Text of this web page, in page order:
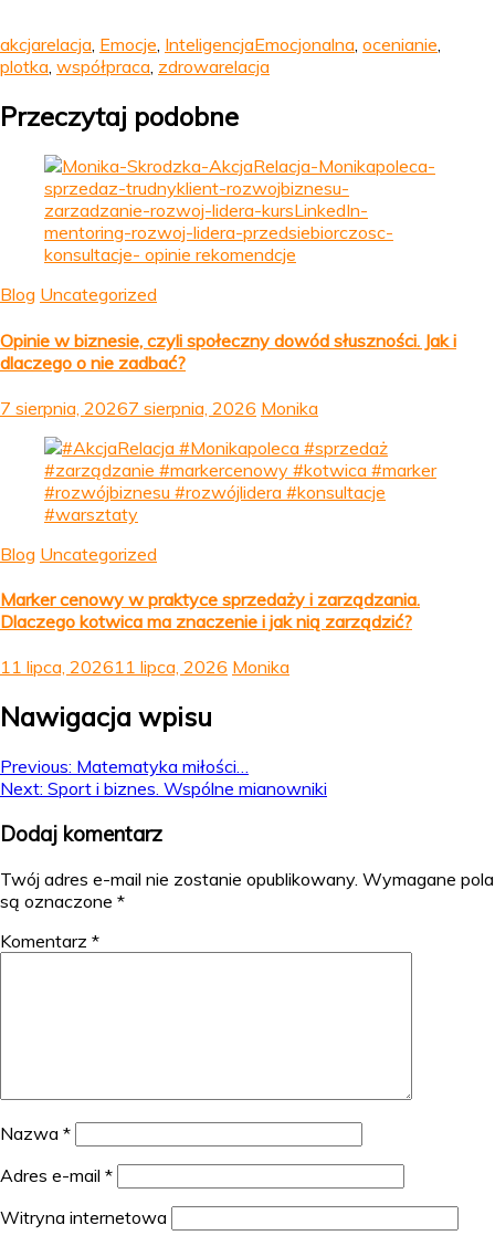
akcjarelacja, Emocje, InteligencjaEmocjonalna, ocenianie,
plotka, współpraca, zdrowarelacja
Przeczytaj podobne
Blog Uncategorized
Opinie w biznesie, czyli społeczny dowód słuszności. Jak i
dlaczego o nie zadbać?
7 sierpnia, 20267 sierpnia, 2026 Monika
Blog Uncategorized
Marker cenowy w praktyce sprzedaży i zarządzania.
Dlaczego kotwica ma znaczenie i jak nią zarządzić?
11 lipca, 202611 lipca, 2026 Monika
Nawigacja wpisu
Previous: Matematyka miłości…
Next: Sport i biznes. Wspólne mianowniki
Dodaj komentarz
Twój adres e-mail nie zostanie opublikowany. Wymagane pola
są oznaczone *
Komentarz *
Nazwa *
Adres e-mail *
Witryna internetowa